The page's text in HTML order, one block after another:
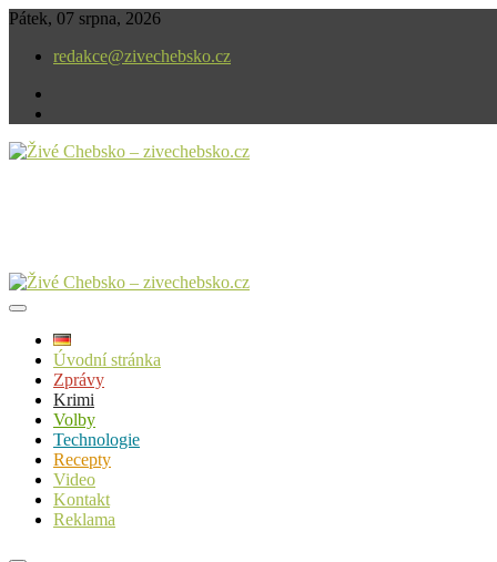
Skip
content
Pátek, 07 srpna, 2026
redakce@zivechebsko.cz
Úvodní stránka
Zprávy
Krimi
Volby
Technologie
Recepty
Video
Kontakt
Reklama